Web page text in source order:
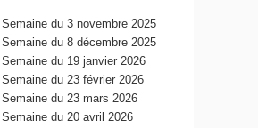
Semaine du 3 novembre 2025
Semaine du 8 décembre 2025
Semaine du 19 janvier 2026
Semaine du 23 février 2026
Semaine du 23 mars 2026
Semaine du 20 avril 2026